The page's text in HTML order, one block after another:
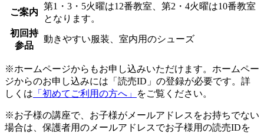
ご案内
第1・3・5火曜は12番教室、第2・4火曜は10番教室
となります。
初回持
参品
動きやすい服装、室内用のシューズ
※ホームページからもお申し込みいただけます。ホームペー
ジからのお申し込みには「読売ID」の登録が必要です。詳
しくは 「初めてご利用の方へ」 をご覧ください。
※お子様の講座で、お子様がメールアドレスをお持ちでない
場合は、保護者用のメールアドレスでお子様用の読売IDを